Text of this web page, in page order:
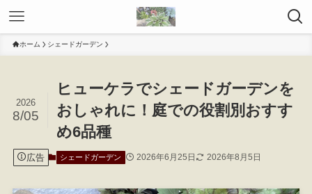
ホーム シェードガーデン
ヒューケラでシェードガーデンを
おしゃれに！庭での役割別おすす
め6品種
2026
8/05
広告 シェードガーデン 2026年6月25日 2026年8月5日